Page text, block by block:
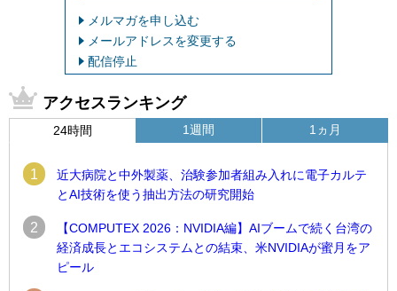
メルマガを申し込む
メールアドレスを変更する
配信停止
アクセスランキング
24時間
1
近大病院と中外製薬、治験参加者組み入れに電子カルテ
とAI技術を使う抽出方法の研究開始
2
【COMPUTEX 2026：NVIDIA編】AIブームで続く台湾の
経済成長とエコシステムとの結束、米NVIDIAが蜜月をア
ピール
1週間 1ヵ月